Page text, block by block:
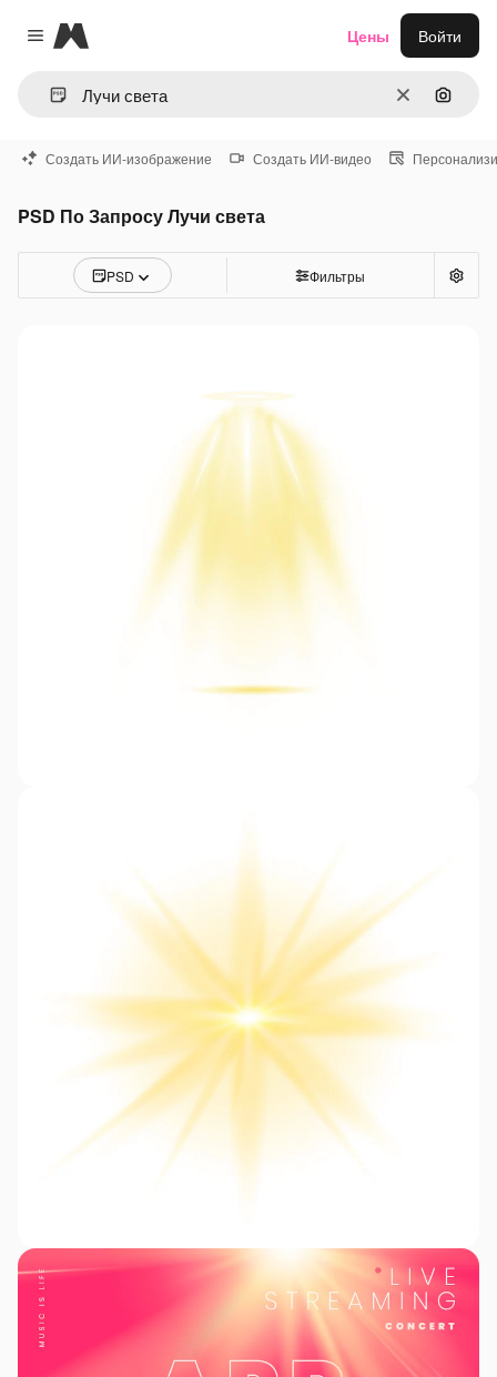
Close menu
Magnific
ОчиститьПоиск
Цены Войти
Создать ИИ-изображение Создать ИИ-видео
PSD По Запросу Лучи света
PSD Фильтры